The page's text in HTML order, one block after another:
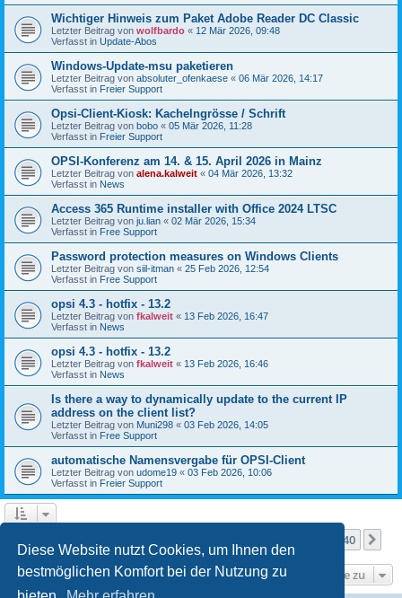
Diese Website nutzt Cookies, um Ihnen den
bestmöglichen Komfort bei der Nutzung zu
Wichtiger Hinweis zum Paket Adobe Reader DC Classic
Letzter Beitrag von wolfbardo « 12 Mär 2026, 09:48
Verfasst in Update-Abos
Windows-Update-msu paketieren
Letzter Beitrag von absoluter_ofenkaese « 06 Mär 2026, 14:17
Verfasst in Freier Support
Opsi-Client-Kiosk: Kachelngrösse / Schrift
Letzter Beitrag von bobo « 05 Mär 2026, 11:28
Verfasst in Freier Support
OPSI-Konferenz am 14. & 15. April 2026 in Mainz
Letzter Beitrag von alena.kalweit « 04 Mär 2026, 13:32
Verfasst in News
Access 365 Runtime installer with Office 2024 LTSC
Letzter Beitrag von ju.lian « 02 Mär 2026, 15:34
Verfasst in Free Support
Password protection measures on Windows Clients
Letzter Beitrag von siil-itman « 25 Feb 2026, 12:54
Verfasst in Free Support
opsi 4.3 - hotfix - 13.2
Letzter Beitrag von fkalweit « 13 Feb 2026, 16:47
Verfasst in News
opsi 4.3 - hotfix - 13.2
Letzter Beitrag von fkalweit « 13 Feb 2026, 16:46
Verfasst in News
Is there a way to dynamically update to the current IP
address on the client list?
Letzter Beitrag von Muni298 « 03 Feb 2026, 14:05
Verfasst in Free Support
automatische Namensvergabe für OPSI-Client
Letzter Beitrag von udome19 « 03 Feb 2026, 10:06
Verfasst in Freier Support
40
Gehe zu